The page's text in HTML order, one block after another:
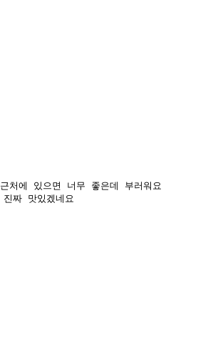
처에 있으면 너무 좋은데 부러워요
짜 맛있겠네요